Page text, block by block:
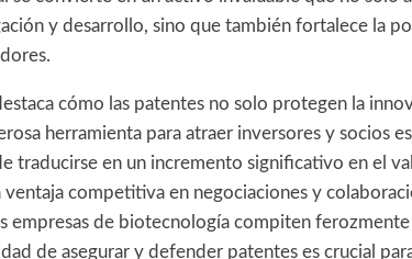
y desarrollo, sino que también fortalece la
cómo las patentes no solo protegen la
herramienta para atraer inversores y socios
traducirse en un incremento significativo en el
competitiva en negociaciones y
empresas de biotecnología compiten
de asegurar y defender patentes es crucial